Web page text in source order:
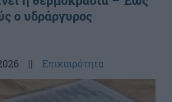
ο υδράργυρος
|| Επικαιρότητα